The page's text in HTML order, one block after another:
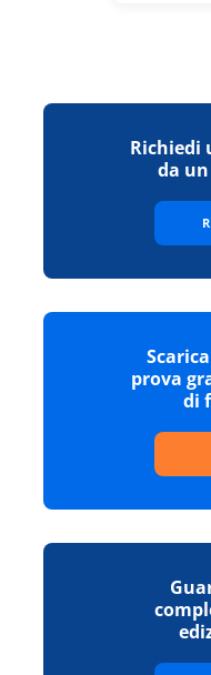
Richiedi
da
prova
di